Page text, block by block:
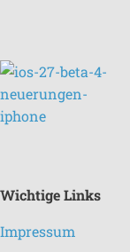
Wichtige Links
Impressum